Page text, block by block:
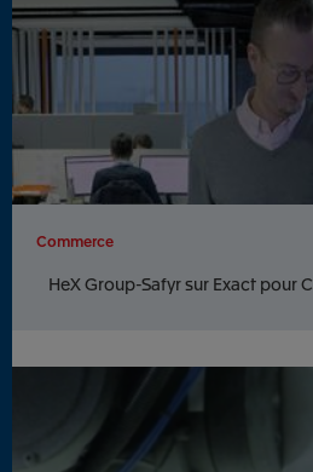
Commerce
HeX Group-Safyr sur Exact pour